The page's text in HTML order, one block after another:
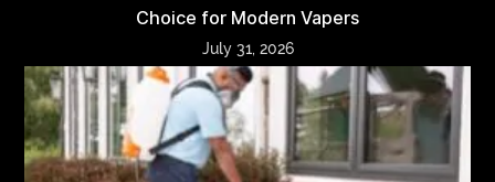
Choice for Modern Vapers
July 31, 2026